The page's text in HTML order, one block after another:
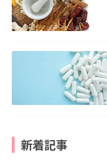
新着記事